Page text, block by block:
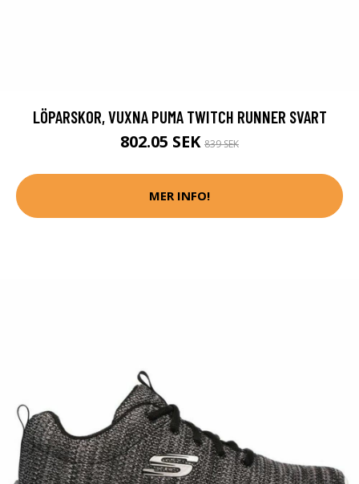
LÖPARSKOR, VUXNA PUMA TWITCH RUNNER SVART
802.05 SEK 839 SEK
MER INFO!